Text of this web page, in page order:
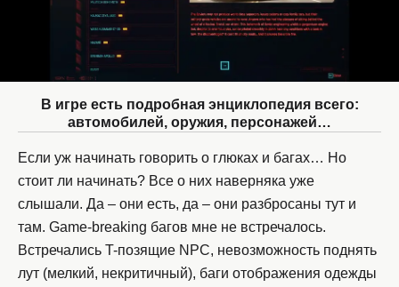
В игре есть подробная энциклопедия всего:
автомобилей, оружия, персонажей…
Если уж начинать говорить о глюках и багах… Но
стоит ли начинать? Все о них наверняка уже
слышали. Да – они есть, да – они разбросаны тут и
там. Game-breaking багов мне не встречалось.
Встречались T-позящие NPC, невозможность поднять
лут (мелкий, некритичный), баги отображения одежды